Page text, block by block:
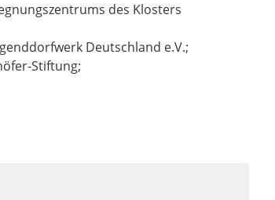
des Klosters
Deutschland e.V.;
Stiftung;